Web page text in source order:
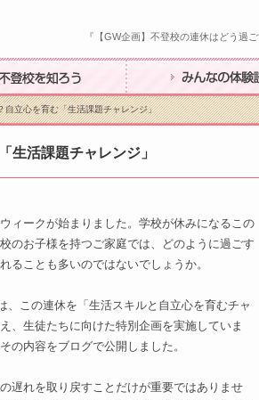
『【GW企画】不登校の連休はどう過
ろう みんなの体験談
立心を育む「生活課題チャレンジ」
生活課題チャレンジ」
ィークが始まりました。学校が休みになるこの
のお子様を持つご家庭では、どのように過ごす
ることも多いのではないでしょうか。
、この連休を「生活スキルと自立心を育むチャ
、生徒たちに向けた特別企画を実施していま
の内容をブログで公開しました。
遅れを取り戻すことだけが重要ではありませ